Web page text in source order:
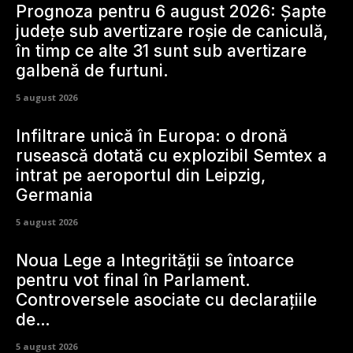
Prognoza pentru 6 august 2026: Șapte
județe sub avertizare roșie de caniculă,
în timp ce alte 31 sunt sub avertizare
galbenă de furtuni.
5 august 2026
Infiltrare unică în Europa: o dronă
rusească dotată cu explozibil Semtex a
intrat pe aeroportul din Leipzig,
Germania
5 august 2026
Noua Lege a Integrității se întoarce
pentru vot final în Parlament.
Controversele asociate cu declarațiile
de…
5 august 2026